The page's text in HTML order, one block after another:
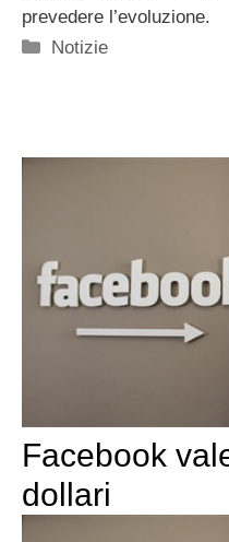
prevedere l’evoluzione.
Categorie
Notizie
Facebook
dollari